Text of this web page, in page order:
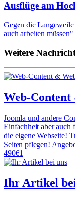
Ausflüge am
Gegen die
auch arbeiten
Weitere
Web-Content
Joomla und andere
Einfachheit aber auch
die eigene Webseite!
Seiten pflegen!
49061
Ihr Artikel